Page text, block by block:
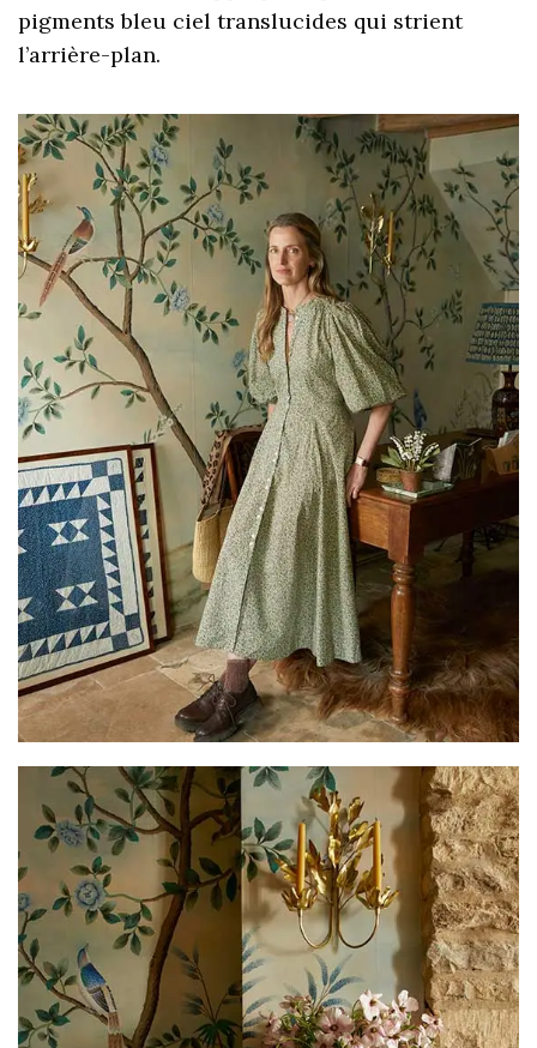
pigments bleu ciel translucides qui strient
l’arrière-plan.